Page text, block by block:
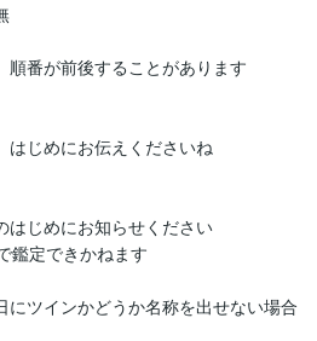
順番が前後することがあります
はじめにお伝えくださいね
はじめにお知らせください
鑑定できかねます
にツインかどうか名称を出せない場合